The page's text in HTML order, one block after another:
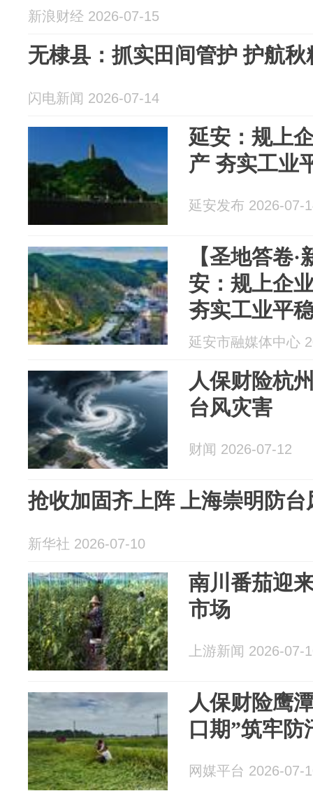
新浪财经 2026-07-15
无棣县：抓实田间管护 护航秋
闪电新闻 2026-07-14
延安：规上
产 夯实工业
延安发布 2026-07-
【圣地答卷
安：规上企
夯实工业平
延安市融媒体中心
人保财险杭
台风灾害
财闻 2026-07-12
抢收加固齐上阵 上海崇明防台
新华社 2026-07-10
南川番茄迎
市场
上游新闻 2026-07-
人保财险鹰
口期”筑牢防
网媒平台 2026-07-